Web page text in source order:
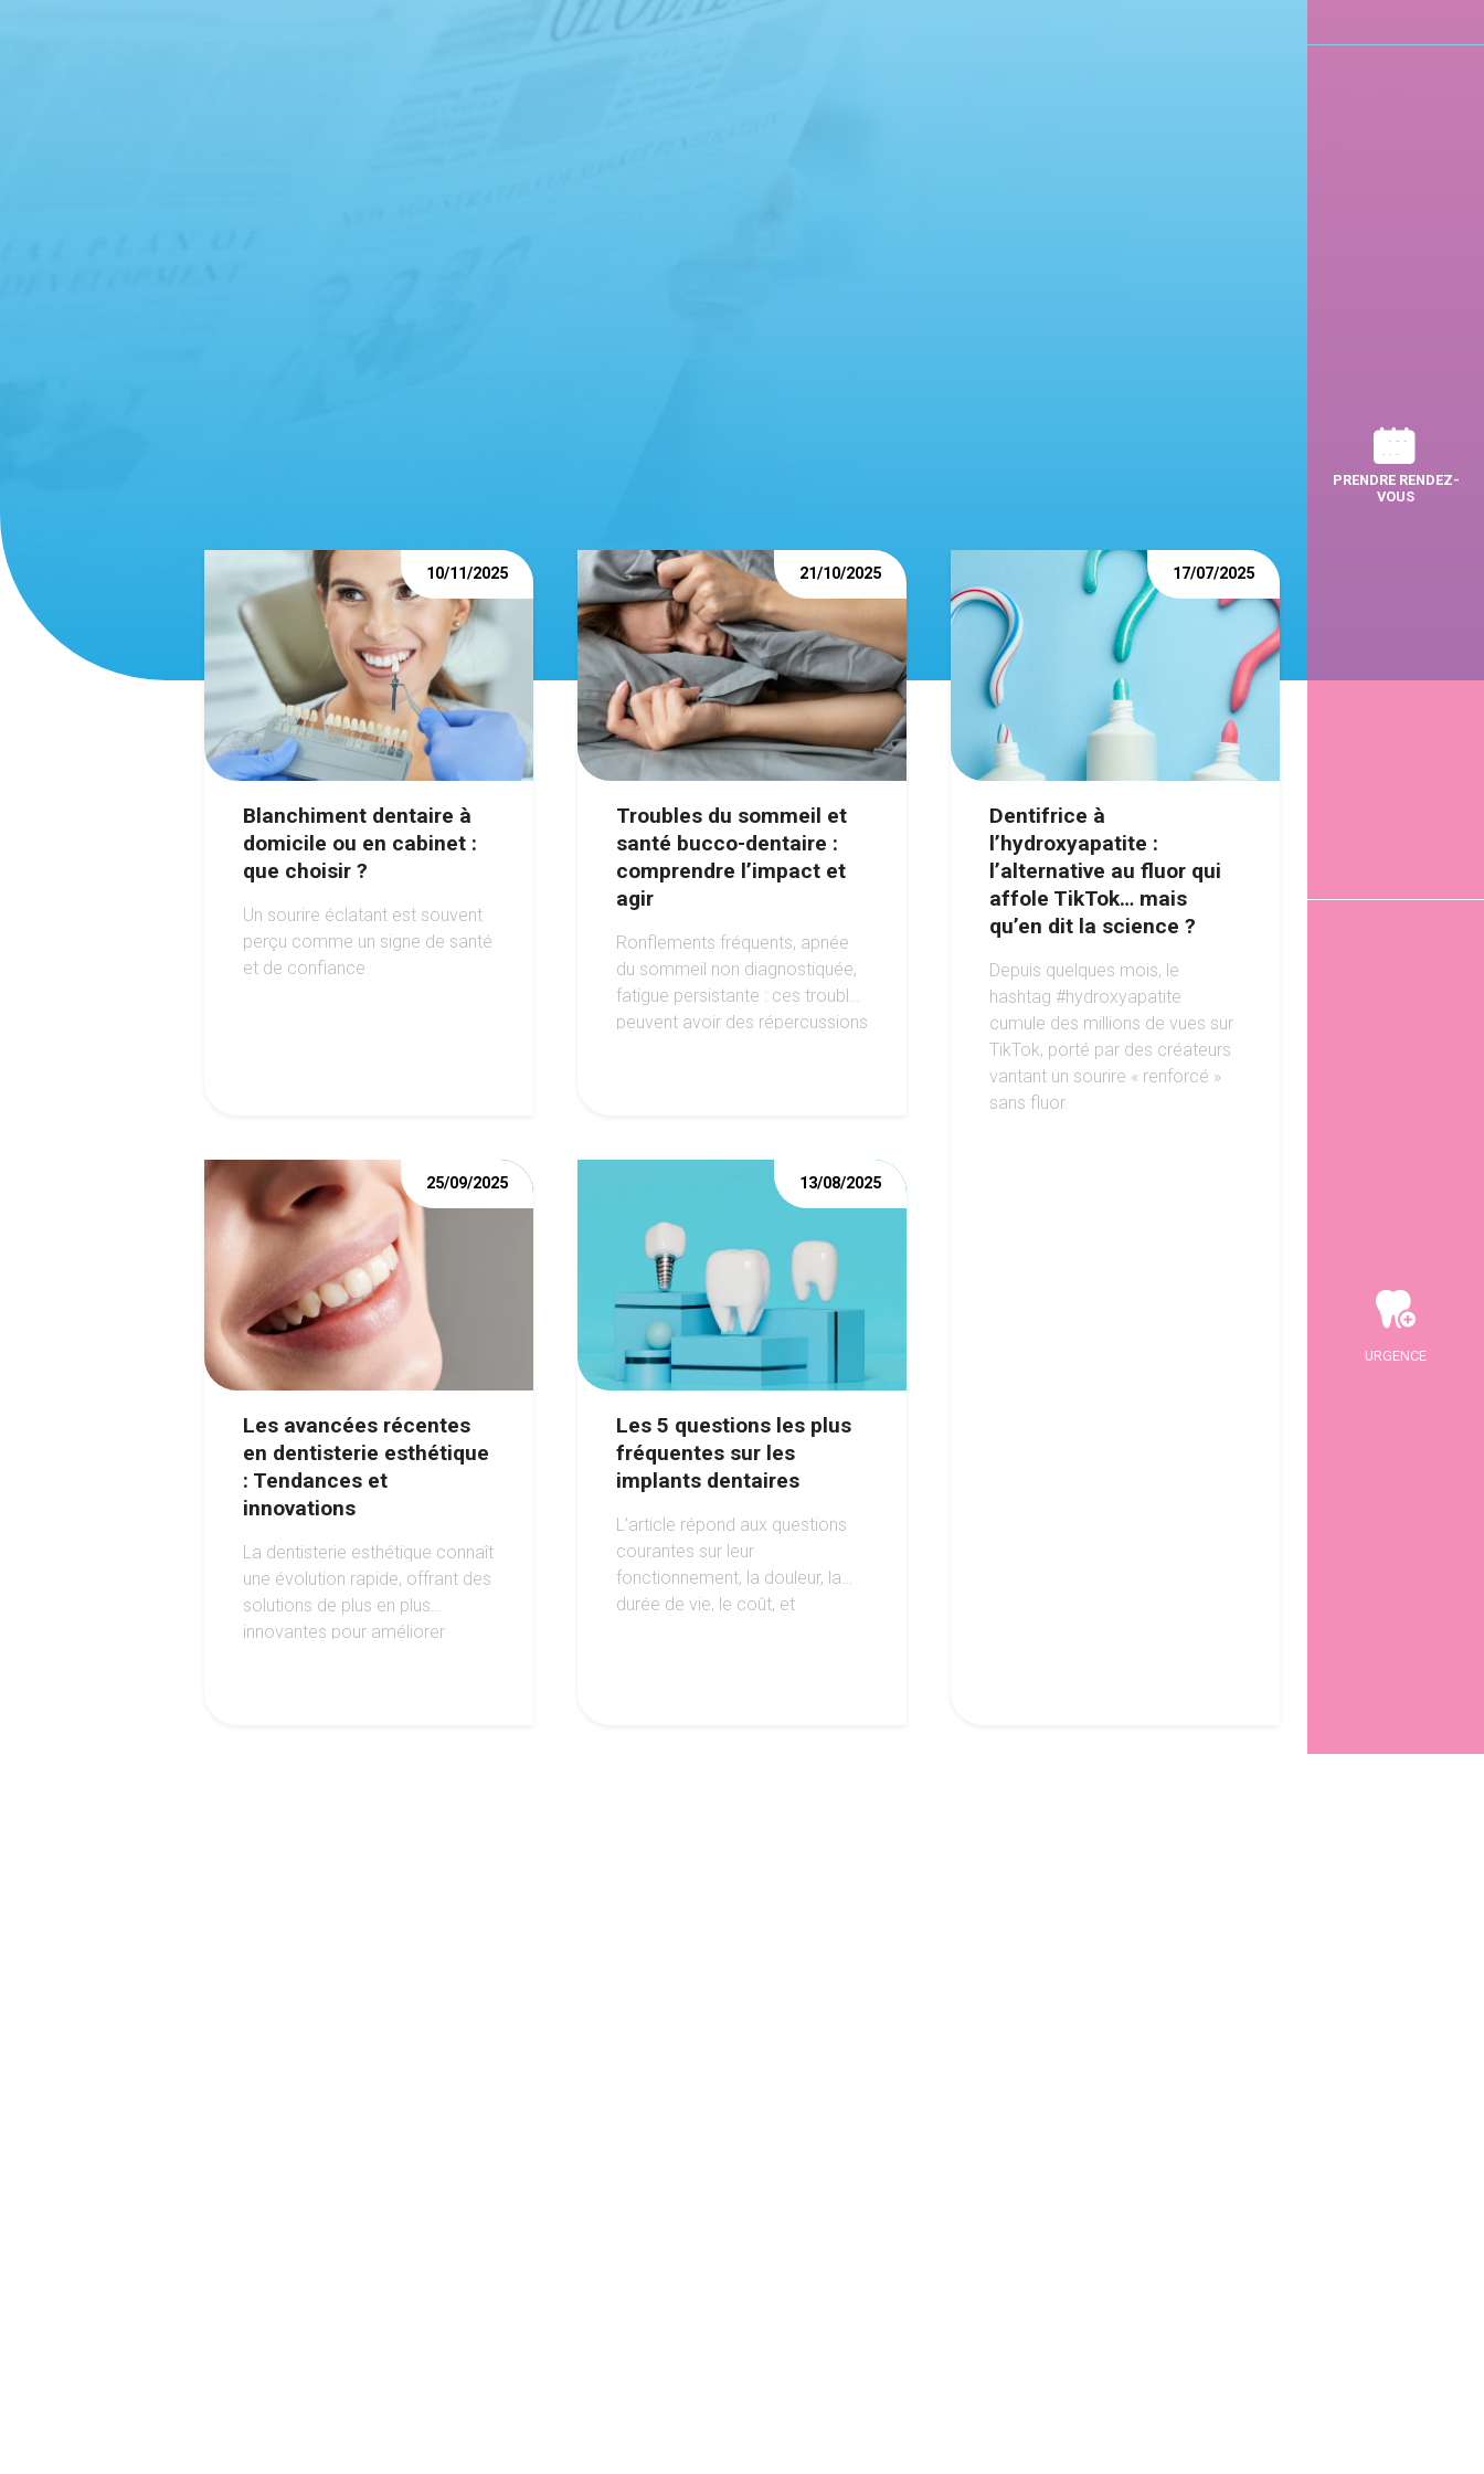
Blanchiment dentaire à
domicile ou en cabinet :
que choisir ?
10/11/2025
Un sourire éclatant est souvent
perçu comme un signe de santé
et de confiance.
Troubles du sommeil et
santé bucco-dentaire :
comprendre l’impact et
agir
21/10/2025
Ronflements fréquents, apnée
du sommeil non diagnostiquée,
fatigue persistante : ces troubles
peuvent avoir des répercussions
Les avancées récentes
en dentisterie esthétique
: Tendances et
innovations
25/09/2025
La dentisterie esthétique connaît
une évolution rapide, offrant des
solutions de plus en plus
innovantes pour améliorer
Les 5 questions les plus
fréquentes sur les
implants dentaires
13/08/2025
L’article répond aux questions
courantes sur leur
fonctionnement, la douleur, la
durée de vie, le coût, et
Dentifrice à
l’hydroxyapatite :
l’alternative au fluor qui
affole TikTok… mais
qu’en dit la science ?
17/07/2025
Depuis quelques mois, le
hashtag #hydroxyapatite
cumule des millions de vues sur
TikTok, porté par des créateurs
vantant un sourire « renforcé »
sans fluor.
PRENDRE RENDEZ-
VOUS
URGENCE